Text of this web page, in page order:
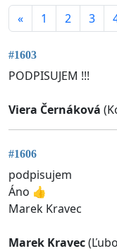
« 1 2 3
#1603
PODPISUJEM !!!
Viera Černáková
#1606
podpisujem
Áno 👍
Marek Kravec
Marek Kravec